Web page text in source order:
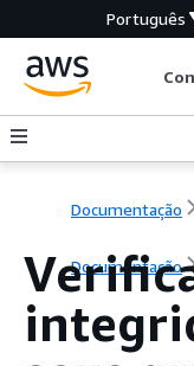
Português
Documentação
Documentação